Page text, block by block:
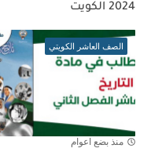
2024 الكويت
الصف العاشر الكويتي
منذ بضع اعوام